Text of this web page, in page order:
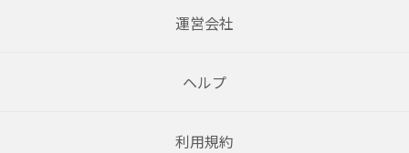
運営会社
ヘルプ
利用規約